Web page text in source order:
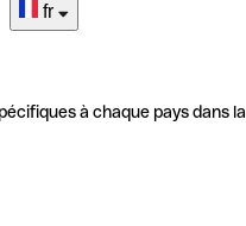
fr
à chaque pays dans la